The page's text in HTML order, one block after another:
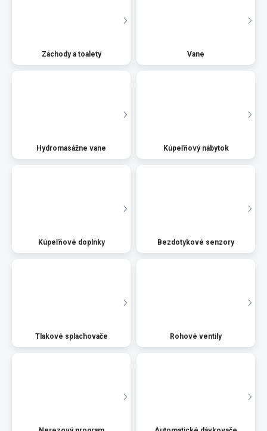
Záchody a toalety Vane
Hydromasážne vane Kúpeľňový nábytok
Kúpeľňové doplnky Bezdotykové senzory
Tlakové splachovače Rohové ventily